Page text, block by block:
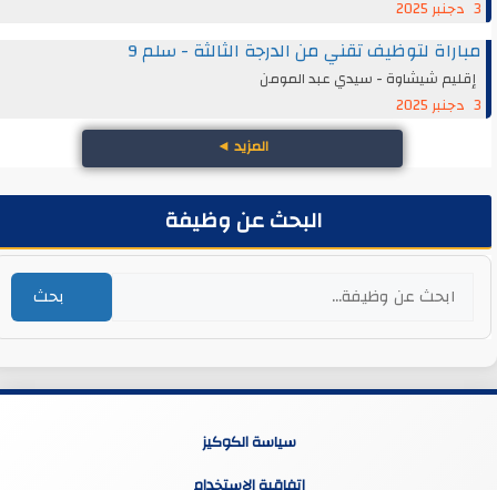
مباراة لتوظيف تقني من الدرجة الثالثة - سلم 9
إقليم شيشاوة - سيدي عبد المومن
المزيد◄
البحث عن وظيفة
بحث
سياسة الكوكيز